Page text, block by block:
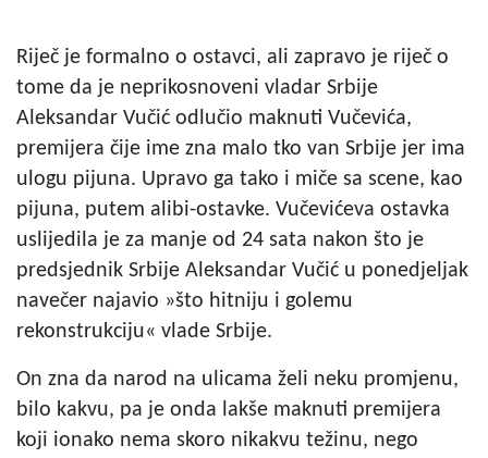
Riječ je formalno o ostavci, ali zapravo je riječ o
tome da je neprikosnoveni vladar Srbije
Aleksandar Vučić odlučio maknuti Vučevića,
premijera čije ime zna malo tko van Srbije jer ima
ulogu pijuna. Upravo ga tako i miče sa scene, kao
pijuna, putem alibi-ostavke. Vučevićeva ostavka
uslijedila je za manje od 24 sata nakon što je
predsjednik Srbije Aleksandar Vučić u ponedjeljak
navečer najavio »što hitniju i golemu
rekonstrukciju« vlade Srbije.
On zna da narod na ulicama želi neku promjenu,
bilo kakvu, pa je onda lakše maknuti premijera
koji ionako nema skoro nikakvu težinu, nego